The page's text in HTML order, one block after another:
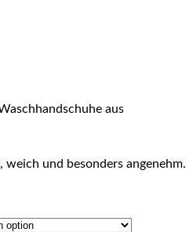
aus
und besonders angenehm.